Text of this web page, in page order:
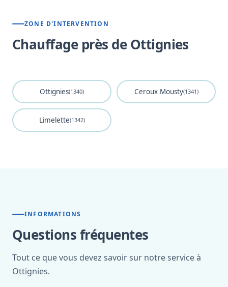
ZONE D'INTERVENTION
Chauffage près de Ottignies
Ottignies(1340) Ceroux Mousty(1341)
Limelette(1342)
INFORMATIONS
Questions fréquentes
Tout ce que vous devez savoir sur notre service à
Ottignies.